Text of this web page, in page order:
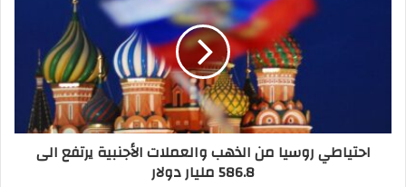
احتياطي روسيا من الذهب والعملات الأجنبية يرتفع الى
586.8 مليار دولار